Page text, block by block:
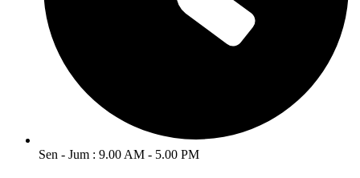
Sen - Jum : 9.00 AM - 5.00 PM